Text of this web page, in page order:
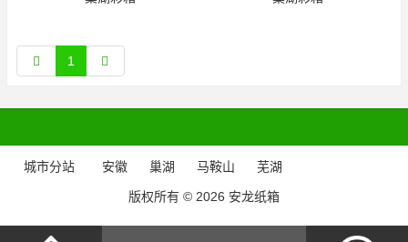
1
城市分站 安徽 巢湖 马鞍山 芜湖
版权所有 © 2026 安龙纸箱